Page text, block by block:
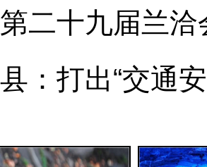
二十九届兰
：打出“交通